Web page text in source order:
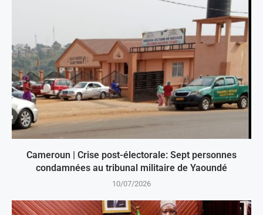
Cameroun | Crise post-électorale: Sept personnes
condamnées au tribunal militaire de Yaoundé
10/07/2026